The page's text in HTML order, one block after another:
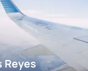
Reyes